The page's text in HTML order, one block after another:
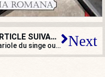
ARTICLE SUIVANT
Variole du singe ou pénurie de médecins : où est la vraie menace ? Next